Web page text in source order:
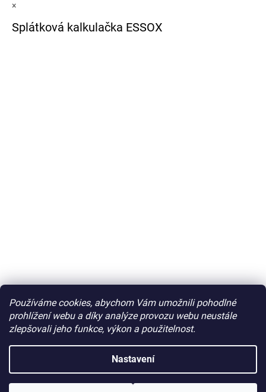
Používáme cookies, abychom Vám umožnili pohodlné
prohlížení webu a díky analýze provozu webu neustále
zlepšovali jeho funkce, výkon a použitelnost.
Nastavení
×
Splátková kalkulačka ESSOX